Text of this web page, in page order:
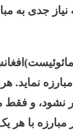
جدی به
نماید.
نشود، و فقط
مبارزه با هر